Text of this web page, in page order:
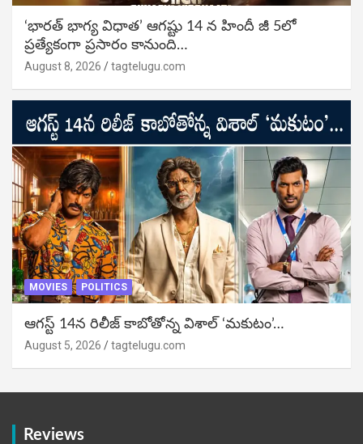
‘భారత్ భాగ్య విధాత’ ఆగష్టు 14 న హిందీ జీ 5లో
ప్రత్యేకంగా ప్రసారం కానుంది…
August 8, 2026 tagtelugu.com
MOVIES POLITICS
ఆగస్ట్ 14న రిలీజ్ కాబోతోన్న విశాల్ ‘మకుటం’…
August 5, 2026 tagtelugu.com
Reviews